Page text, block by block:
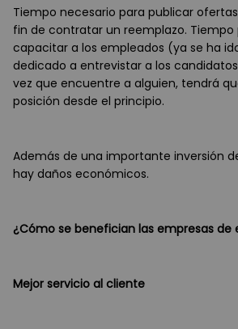
Tiempo necesario para publicar
fin de contratar un reemplazo. Tiempo
capacitar a los empleados (ya se ha
dedicado a entrevistar a los
vez que encuentre a alguien, tendrá
posición desde el principio.
Además de una importante inversión
hay daños económicos.
¿Cómo se benefician las empresas de
Mejor servicio al cliente